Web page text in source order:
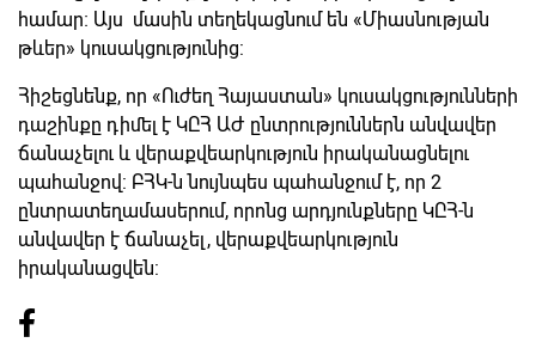
համար։ Այս մասին տեղեկացնում են «Միասնության
թևեր» կուսակցությունից:
Հիշեցնենք, որ «Ուժեղ Հայաստան» կուսակցությունների
դաշինքը դիմել է ԿԸՀ ԱԺ ընտրություններն անվավեր
ճանաչելու և վերաքվեարկություն իրականացնելու
պահանջով: ԲՀԿ-ն նույնպես պահանջում է, որ 2
ընտրատեղամասերում, որոնց արդյունքները ԿԸՀ-ն
անվավեր է ճանաչել, վերաքվեարկություն
իրականացվեն: